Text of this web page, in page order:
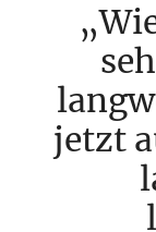
jetzt